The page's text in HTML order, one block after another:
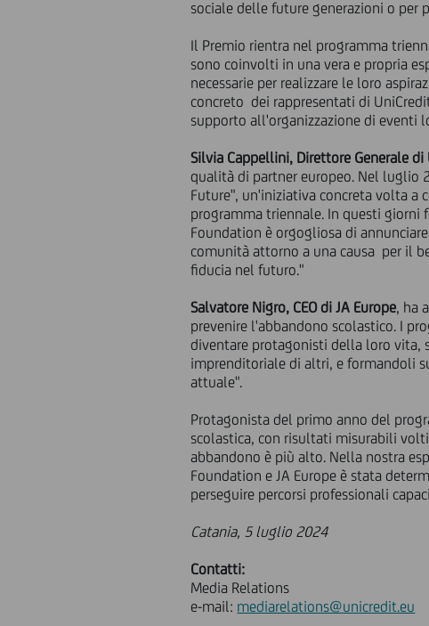
sociale delle future generazioni o per
Il Premio rientra nel programma
sono coinvolti in una vera e propria
necessarie per realizzare le loro
concreto dei rappresentati di
supporto all'organizzazione di eventi
Silvia Cappellini, Direttore Generale
qualità di partner europeo. Nel luglio
Future", un'iniziativa concreta volta a
programma triennale. In questi giorni
Foundation è orgogliosa di
comunità attorno a una causa per il
fiducia nel futuro."
Salvatore Nigro, CEO di JA Europe, ha
prevenire l'abbandono scolastico. I
diventare protagonisti della loro vita,
imprenditoriale di altri, e formandoli
attuale".
Protagonista del primo anno del
scolastica, con risultati misurabili
abbandono è più alto. Nella nostra
Foundation e JA Europe è stata
perseguire percorsi professionali
Catania, 5 luglio 2024
Contatti:
Media Relations
e-mail: mediarelations@unicredit.eu